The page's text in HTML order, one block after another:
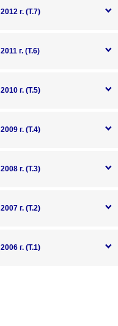
2012 г. (Т.7)
2011 г. (Т.6)
2010 г. (Т.5)
2009 г. (Т.4)
2008 г. (Т.3)
2007 г. (Т.2)
2006 г. (Т.1)